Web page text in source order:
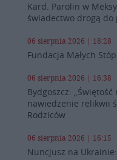
Kard. Parolin w
świadectwo drogą do
06 sierpnia 2026 | 18:28
Fundacja Małych
06 sierpnia 2026 | 16:38
Bydgoszcz:
nawiedzenie relikwii
Rodziców
06 sierpnia 2026 | 16:15
Nuncjusz na